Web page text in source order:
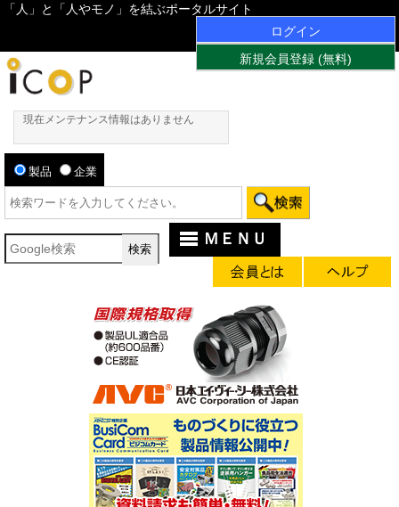
「人」と「人やモノ」を結ぶポータルサイト
ログイン
新規会員登録 (無料)
現在メンテナンス情報はありません
製品 企業
ＭＥＮＵ